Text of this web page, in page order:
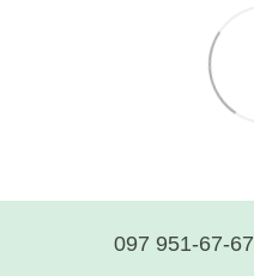
097 951-67-67